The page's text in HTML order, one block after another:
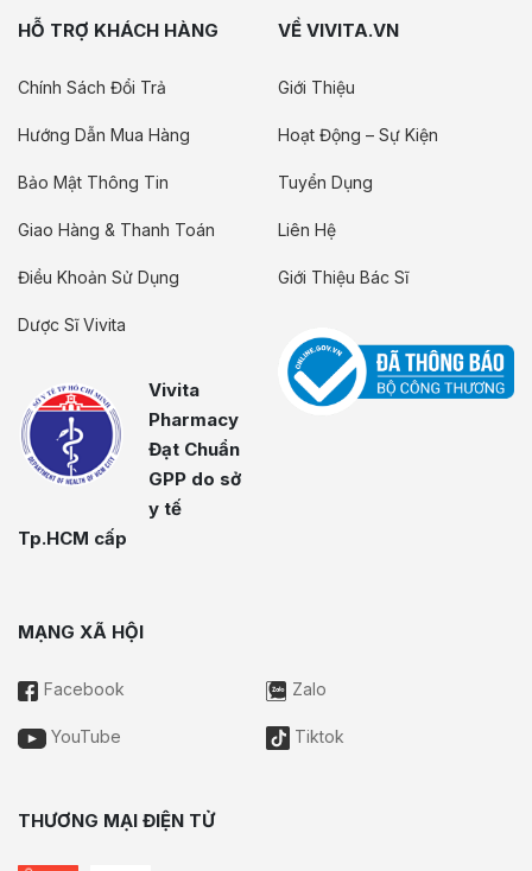
HỖ TRỢ KHÁCH HÀNG
Chính Sách Đổi Trả
Hướng Dẫn Mua Hàng
Bảo Mật Thông Tin
Giao Hàng & Thanh Toán
Điều Khoản Sử Dụng
Dược Sĩ Vivita
Vivita
Pharmacy
Đạt Chuẩn
GPP do sở
y tế
Tp.HCM cấp
VỀ VIVITA.VN
Giới Thiệu
Hoạt Động – Sự Kiện
Tuyển Dụng
Liên Hệ
Giới Thiệu Bác Sĩ
MẠNG XÃ HỘI
Facebook Zalo
YouTube Tiktok
THƯƠNG MẠI ĐIỆN TỬ